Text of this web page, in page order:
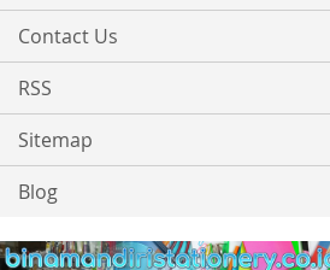
Contact Us
RSS
Sitemap
Blog